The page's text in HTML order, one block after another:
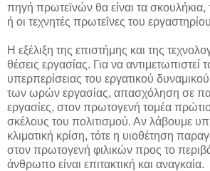
πηγή πρωτεϊνών θα είναι τα σκουλήκια,
ή οι τεχνητές πρωτεΐνες του
Η εξέλιξη της επιστήμης και της
θέσεις εργασίας. Για να αντιμετωπιστεί
υπερπερίσειας του εργατικού
των ωρών εργασίας, απασχόληση σε
εργασίες, στον πρωτογενή τομέα
σκέλους του πολιτισμού. Αν λάβουμε
κλιματική κρίση, τότε η υιοθέτηση
στον πρωτογενή φιλικών προς το
άνθρωπο είναι επιτακτική και αναγκαία.